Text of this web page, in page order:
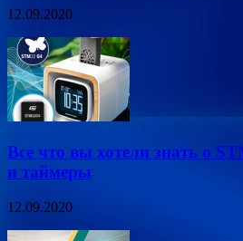
12.09.2020
Все что вы хотели знать о
и таймеры
12.09.2020